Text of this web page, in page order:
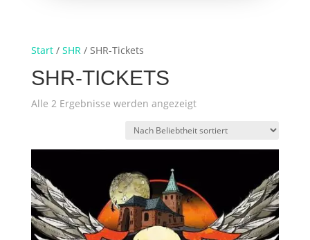
Start/ SHR/ SHR-Tickets
SHR-TICKETS
Alle 2 Ergebnisse werden angezeigtNach
sortiert